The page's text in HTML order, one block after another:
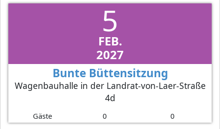
5
FEB.
2027
Bunte Büttensitzung
Wagenbauhalle in der Landrat-von-Laer-Straße
4d
Gäste 0 0